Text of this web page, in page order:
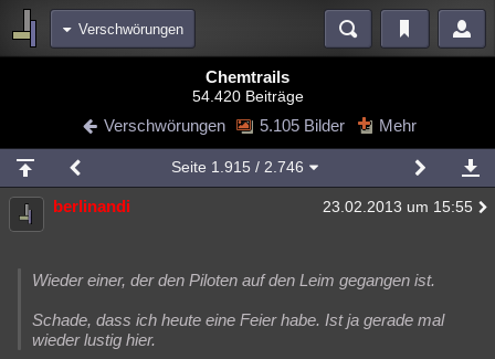
Verschwörungen
Diskussionen Blogs Videos
Chat Wiki Neuigkeiten
meine Rubriken
Menschen Wissenschaft Mystery Kriminalfälle
weitere Rubriken
Chemtrails
54.420 Beiträge
Verschwörungen 5.105 Bilder Mehr
Seite 1.915 / 2.746
berlinandi 23.02.2013 um 15:55
Wieder einer, der den Piloten auf den Leim gegangen ist.
Schade, dass ich heute eine Feier habe. Ist ja gerade mal
wieder lustig hier.